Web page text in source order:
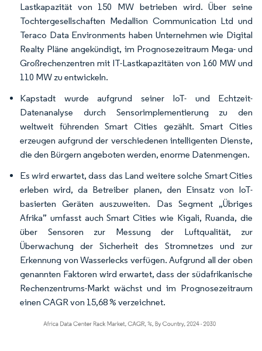
Lastkapazität von 150 MW betrieben wird. Über seine
Tochtergesellschaften Medallion Communication Ltd und
Teraco Data Environments haben Unternehmen wie Digital
Realty Pläne angekündigt, im Prognosezeitraum Mega- und
Großrechenzentren mit IT-Lastkapazitäten von 160 MW und
110 MW zu entwickeln.
Kapstadt wurde aufgrund seiner IoT- und Echtzeit-
Datenanalyse durch Sensorimplementierung zu den
weltweit führenden Smart Cities gezählt. Smart Cities
erzeugen aufgrund der verschiedenen intelligenten Dienste,
die den Bürgern angeboten werden, enorme Datenmengen.
Es wird erwartet, dass das Land weitere solche Smart Cities
erleben wird, da Betreiber planen, den Einsatz von IoT-
basierten Geräten auszuweiten. Das Segment „Übriges
Afrika” umfasst auch Smart Cities wie Kigali, Ruanda, die
über Sensoren zur Messung der Luftqualität, zur
Überwachung der Sicherheit des Stromnetzes und zur
Erkennung von Wasserlecks verfügen. Aufgrund all der oben
genannten Faktoren wird erwartet, dass der südafrikanische
Rechenzentrums-Markt wächst und im Prognosezeitraum
einen CAGR von 15,68 % verzeichnet.